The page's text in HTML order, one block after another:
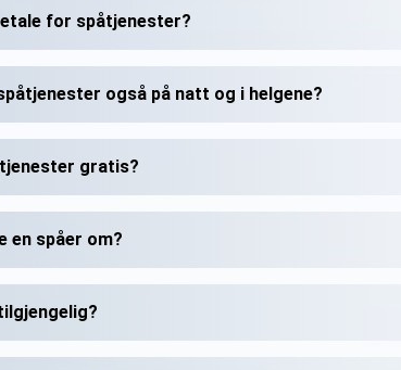
for spåtjenester?
også på natt og i helgene?
gratis?
en spåer om?